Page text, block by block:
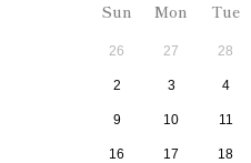
Sun Mon Tue
26 27 28
2 3 4
9 10 11
16 17 18